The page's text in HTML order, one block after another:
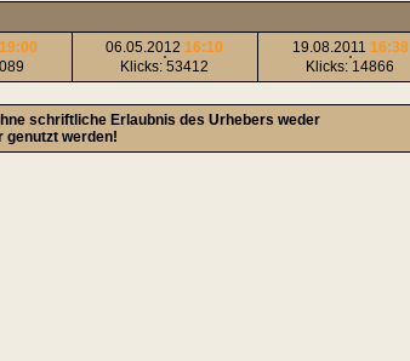
19:00
06.05.2012 16:10
Klicks: 53412
19.08.2011 16:38
Klicks: 14866
schriftliche Erlaubnis des Urhebers weder
genutzt werden!